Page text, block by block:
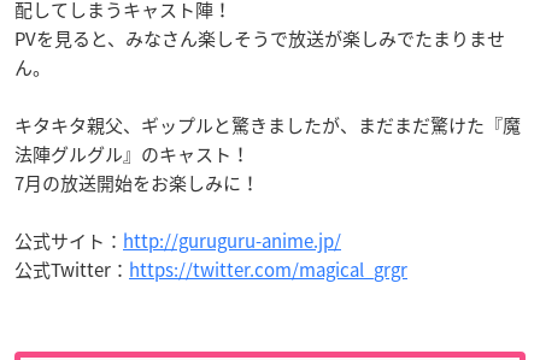
配してしまうキャスト陣！
PVを見ると、みなさん楽しそうで放送が楽しみでたまりませ
ん。
キタキタ親父、ギップルと驚きましたが、まだまだ驚けた『魔
法陣グルグル』のキャスト！
7月の放送開始をお楽しみに！
公式サイト： http://guruguru-anime.jp/
公式Twitter： https://twitter.com/magical_grgr